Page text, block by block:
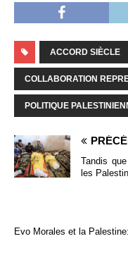
ACCORD SIÈCLE
COLLABORATION
POLITIQUE
Tandis
les
Evo Morales et la